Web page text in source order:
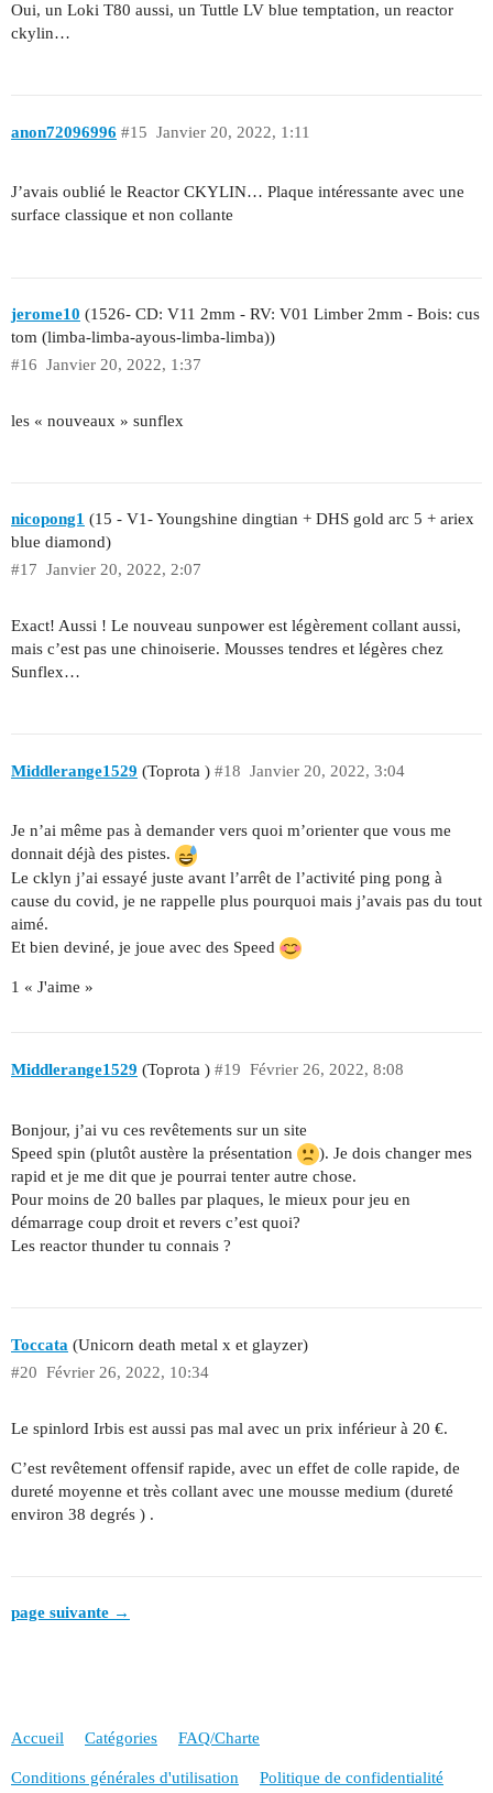
Oui, un Loki T80 aussi, un Tuttle LV blue temptation, un reactor
ckylin…
anon72096996 Janvier 20, 2022, 1:11
#15
J’avais oublié le Reactor CKYLIN… Plaque intéressante avec une
surface classique et non collante
jerome10 (1526- CD: V11 2mm - RV: V01 Limber 2mm - Bois: cus
tom (limba-limba-ayous-limba-limba))
Janvier 20, 2022, 1:37
#16
les « nouveaux » sunflex
nicopong1 (15 - V1- Youngshine dingtian + DHS gold arc 5 + ariex
blue diamond)
Janvier 20, 2022, 2:07
#17
Exact! Aussi ! Le nouveau sunpower est légèrement collant aussi,
mais c’est pas une chinoiserie. Mousses tendres et légères chez
Sunflex…
Middlerange1529 (Toprota ) Janvier 20, 2022, 3:04
#18
Je n’ai même pas à demander vers quoi m’orienter que vous me
donnait déjà des pistes.
Le cklyn j’ai essayé juste avant l’arrêt de l’activité ping pong à
cause du covid, je ne rappelle plus pourquoi mais j’avais pas du tout
aimé.
Et bien deviné, je joue avec des Speed
1 « J'aime »
Middlerange1529 (Toprota ) Février 26, 2022, 8:08
#19
Bonjour, j’ai vu ces revêtements sur un site
Speed spin (plutôt austère la présentation
). Je dois changer mes
rapid et je me dit que je pourrai tenter autre chose.
Pour moins de 20 balles par plaques, le mieux pour jeu en
démarrage coup droit et revers c’est quoi?
Les reactor thunder tu connais ?
Toccata (Unicorn death metal x et glayzer)
Février 26, 2022, 10:34
#20
Le spinlord Irbis est aussi pas mal avec un prix inférieur à 20 €.
C’est revêtement offensif rapide, avec un effet de colle rapide, de
dureté moyenne et très collant avec une mousse medium (dureté
environ 38 degrés ) .
page suivante →
Accueil Catégories FAQ/Charte
Conditions générales d'utilisation Politique de confidentialité